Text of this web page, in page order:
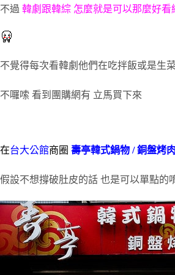
不過 韓劇跟韓綜 怎麼就是可以那麼好看
不覺得每次看韓劇他們在吃拌飯或是生
不囉嗦 看到團購網有 立馬買下來
在台大公館商圈 壽亭韓式鍋物 / 銅盤烤
假設不想撐破肚皮的話 也是可以單點的